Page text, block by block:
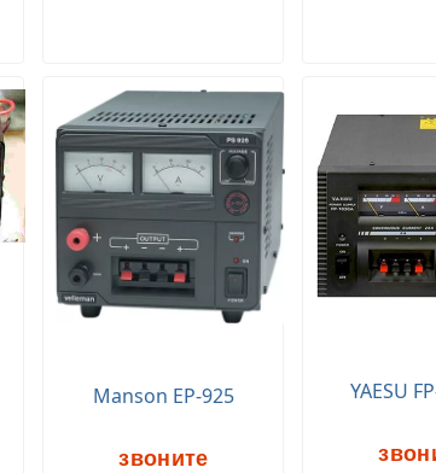
Manson EP-925
звоните
YAESU